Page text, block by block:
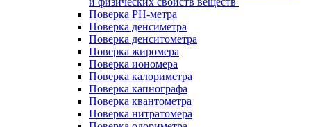
Поверка PH-метра
Поверка денсиметра
Поверка денситометра
Поверка жиромера
Поверка иономера
Поверка калориметра
Поверка капнографа
Поверка квантометра
Поверка нитратомера